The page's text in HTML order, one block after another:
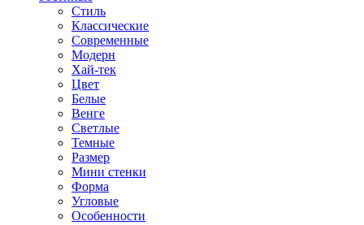
Стиль
Классические
Современные
Модерн
Хай-тек
Цвет
Белые
Венге
Светлые
Темные
Размер
Мини стенки
Форма
Угловые
Особенности